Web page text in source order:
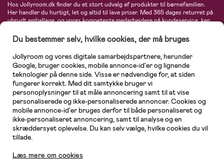
Hos Jollyroom.dk finder du et stort udvalg af produkter til børnefamilien.
Her handler du hurtigt, let og altid til lave priser. Med 365 dages returret på
ubrudt emballage, og vores kompetente medarbejdere på kundeservice, kan
barnevogne, autostole, børne- og babytøj, produkter til gravide og ammende
mødre, indretning og inspiration, legetøj, babyudstyr og meget mere. Vi
tilbyder produkter fra velkendte varemærker som Britax, Maxi-Cosi, Baby
Jogger, BabyBjörn, Didriksons, KidKraft, Ergobaby, Phillips Avent, Neonate,
Cybex, LEGO og mange flere. Kort sagt - et kæmpe sortiment venter på dig!
Du bestemmer selv, hvilke cookies, der må bruges
Jollyroom og vores digitale samarbejdspartnere, herunder
Google, bruger cookies, mobile annonce-id'er og lignende
teknologier på denne side. Visse er nødvendige for, at siden
fungerer korrekt. Med dit samtykke bruger vi
personoplysninger til at måle annoncering samt til at vise
personaliserede og ikke-personaliserede annoncer. Cookies og
mobile annonce-id'er bruges derfor til både personaliseret og
ikke-personaliseret annoncering, samt til analyse og en
skræddersyet oplevelse. Du kan selv vælge, hvilke cookies du vil
tillade.
Læs mere om cookies